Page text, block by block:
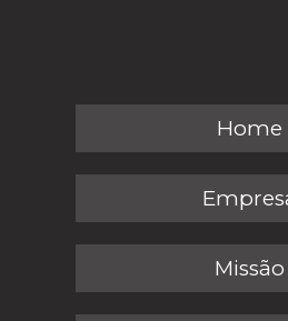
Home
Missão